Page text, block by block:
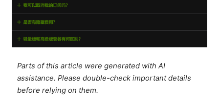
Parts of this article were generated with AI
assistance. Please double-check important details
before relying on them.